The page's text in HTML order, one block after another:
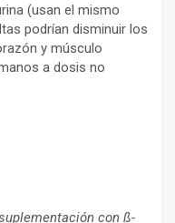
(usan el mismo
podrían disminuir los
y músculo
a dosis no
con ß-